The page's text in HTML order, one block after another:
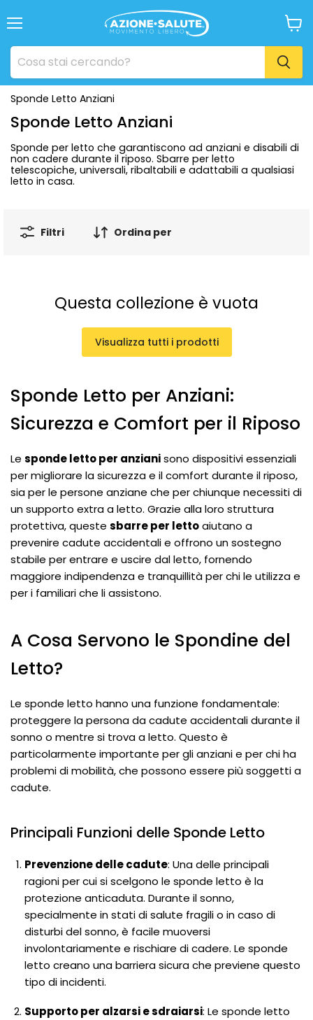
il
Sponde Letto Anziani
Sponde Letto Anziani
Sponde per letto che garantiscono ad anziani e disabili di
non cadere durante il riposo. Sbarre per letto
telescopiche, universali, ribaltabili e adattabili a qualsiasi
letto in casa.
Filtri Ordina per
Questa collezione è vuota
Visualizza tutti i prodotti
Sponde Letto per Anziani:
Sicurezza e Comfort per il Riposo
Le sponde letto per anzianisono dispositivi essenziali
per migliorare la sicurezza e il comfort durante il riposo,
sia per le persone anziane che per chiunque necessiti di
un supporto extra a letto. Grazie alla loro struttura
protettiva, queste sbarre per lettoaiutano a
prevenire cadute accidentali e offrono un sostegno
stabile per entrare e uscire dal letto, fornendo
maggiore indipendenza e tranquillità per chi le utilizza e
per i familiari che li assistono.
A Cosa Servono le Spondine del
Letto?
Le sponde letto hanno una funzione fondamentale:
proteggere la persona da cadute accidentali durante il
sonno o mentre si trova a letto. Questo è
particolarmente importante per gli anziani e per chi ha
problemi di mobilità, che possono essere più soggetti a
cadute.
Principali Funzioni delle Sponde Letto
Prevenzione delle cadute: Una delle principali
ragioni per cui si scelgono le sponde letto è la
protezione anticaduta. Durante il sonno,
specialmente in stati di salute fragili o in caso di
disturbi del sonno, è facile muoversi
involontariamente e rischiare di cadere. Le sponde
letto creano una barriera sicura che previene questo
tipo di incidenti.
Supporto per alzarsi e sdraiarsi: Le sponde letto